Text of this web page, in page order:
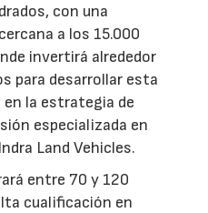
con una
a los 15.000
invertirá alrededor
para desarrollar esta
la estrategia de
especializada en
Land Vehicles.
entre 70 y 120
cualificación en